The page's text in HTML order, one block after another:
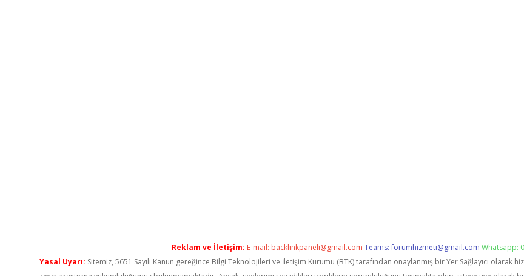
Reklam ve İletişim: E-mail: backlinkpaneli@gmail.com Teams:forumhizmeti@gmail.com Whatsapp:
Yasal Uyarı: Sitemiz, 5651 Sayılı Kanun gereğince Bilgi Teknolojileri ve İletişim Kurumu (BTK) tarafından onaylanmış bir Yer Sağlayıcı